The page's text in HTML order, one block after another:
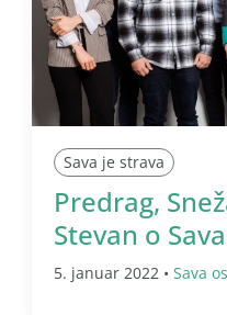
Sava je strava
Predrag,
Stevan o
5. januar 2022 • Sava